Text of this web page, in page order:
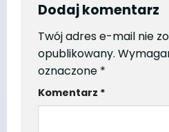
Dodaj komentarz
Twój adres e-mail nie
opublikowany.
oznaczone *
Komentarz *